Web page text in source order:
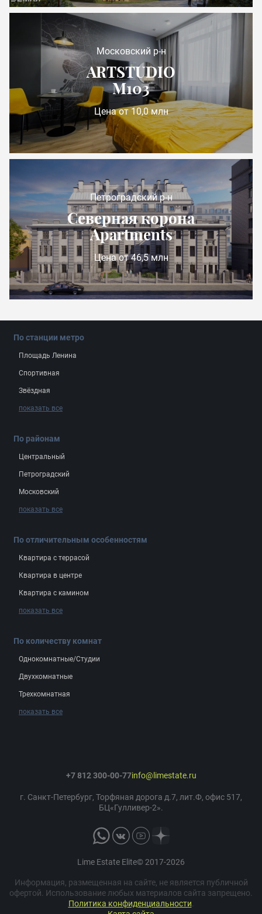
Московский р-н
ARTSTUDIO
М103
Цена от 10,0 млн
Петроградский р-н
Северная корона
Apartments
Цена от 46,5 млн
По станции метро
Площадь Ленина
Спортивная
Звёздная
показать все
По районам
Центральный
Петроградский
Московский
показать все
По отличительным особенностям
Квартира с террасой
Квартира в центре
Квартира с камином
показать все
По количеству комнат
Однокомнатные/Студии
Двухкомнатные
Трехкомнатная
показать все
Lime Estate Elite© 2017-2026
Информация, размещенная на сайте, не является публичной
офертой. Использование любых материалов сайта запрещено.
Политика конфиденциальности
+7 812 300-00-77info@limestate.ru
г. Санкт-Петербург, Торфяная дорога д.7, лит.Ф, офис 517,
БЦ«Гулливер-2».